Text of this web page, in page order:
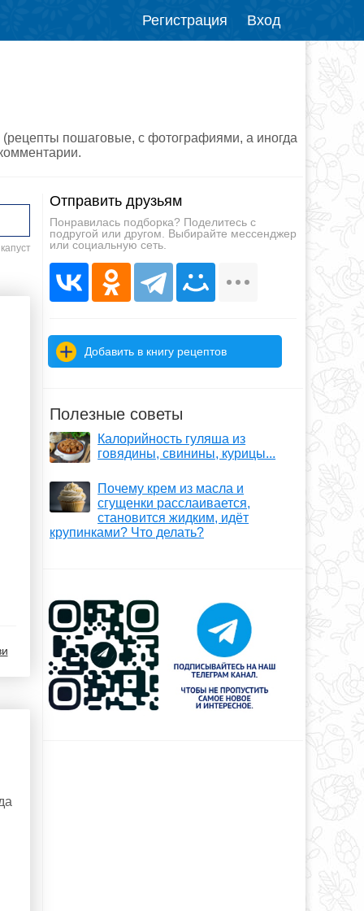
Регистрация Вход
пошаговые, с фотографиями, а иногда
Отправить друзьям
Понравилась подборка? Поделитесь с
подругой или другом. Выбирайте мессенджер
или социальную сеть.
Добавить в книгу рецептов
Полезные советы
Калорийность гуляша из
говядины, свинины, курицы...
Почему крем из масла и
сгущенки расслаивается,
становится жидким, идёт
крупинками? Что делать?